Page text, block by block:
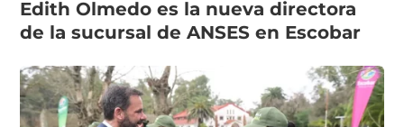
Edith Olmedo es la nueva directora
de la sucursal de ANSES en Escobar